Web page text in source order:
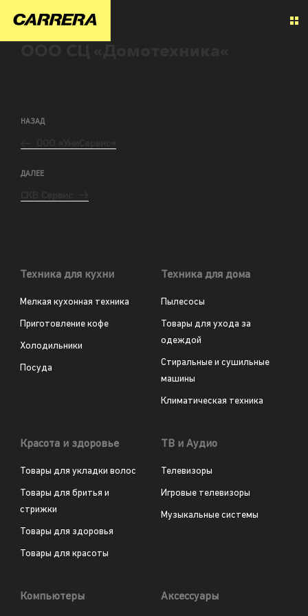
НАЗАД
ДАЛЕЕ
Техника для кухни
Мелкая кухонная техника
Приготовление кофе
Холодильники
Посуда
Техника для дома
Пылесосы
Товары для ухода за
одеждой
Стиральные и сушильные
машины
Климатическая техника
Красота и здоровье
Товары для укладки волос
Товары для бритья и
стрижки
Товары для здоровья
Товары для красоты
ТВ и Аудио
Телевизоры
Игровые телевизоры
Музыкальные системы
Компьютеры Аксессуары